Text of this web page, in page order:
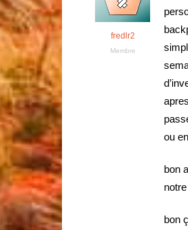
fredlr2
Membre
ou
bon
bon